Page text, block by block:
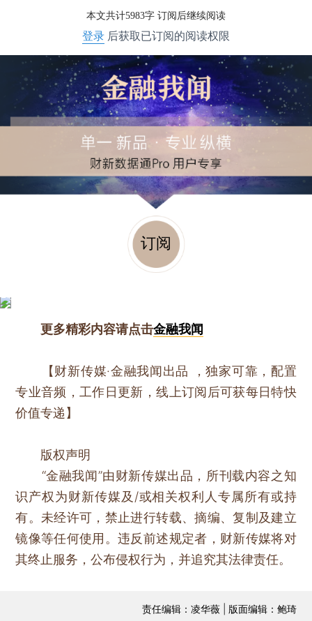
本文共计5983字 订阅后继续阅读
登录 后获取已订阅的阅读权限
订阅
更多精彩内容请点击金融我闻
【财新传媒·金融我闻出品 ，独家可靠，配置
专业音频，工作日更新，线上订阅后可获每日特快
价值专递】
版权声明
“金融我闻”由财新传媒出品，所刊载内容之知
识产权为财新传媒及/或相关权利人专属所有或持
有。未经许可，禁止进行转载、摘编、复制及建立
镜像等任何使用。违反前述规定者，财新传媒将对
其终止服务，公布侵权行为，并追究其法律责任。
责任编辑：凌华薇 | 版面编辑：鲍琦